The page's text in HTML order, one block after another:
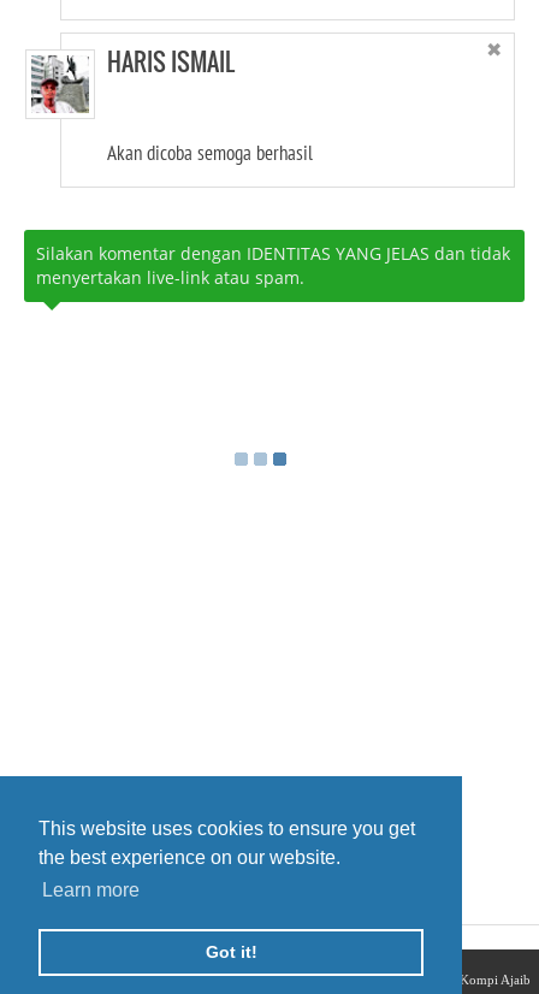
This website uses cookies to ensure you get
the best experience on our website.
Learn more
Got it!
HARIS ISMAIL ✖
Akan dicoba semoga berhasil
Silakan komentar dengan IDENTITAS YANG JELAS dan tidak
menyertakan live-link atau spam.
Home
Copyright © 2013.Elektronika Spot- All Rights Reserved | Template Created by Kompi Ajaib